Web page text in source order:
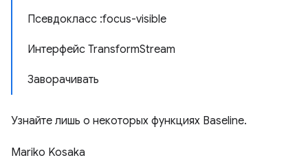
Псевдокласс :focus-visible
Интерфейс TransformStream
Заворачивать
Узнайте лишь о некоторых функциях Baseline.
Mariko Kosaka